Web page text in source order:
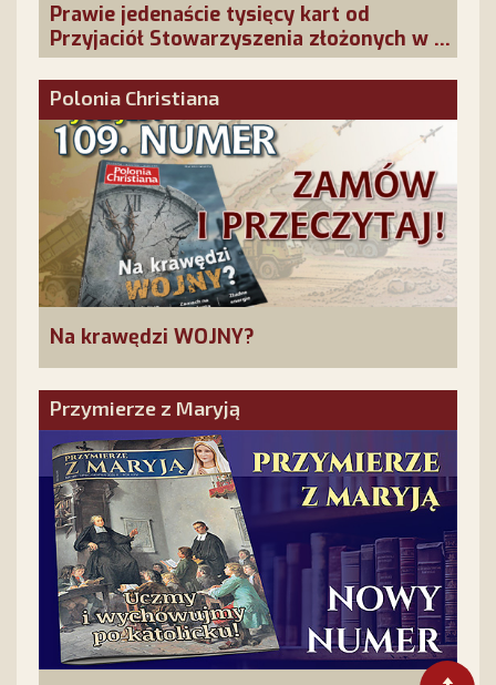
Prawie jedenaście tysięcy kart od
Przyjaciół Stowarzyszenia złożonych w La
Salette!
Polonia Christiana
Na krawędzi WOJNY?
Przymierze z Maryją